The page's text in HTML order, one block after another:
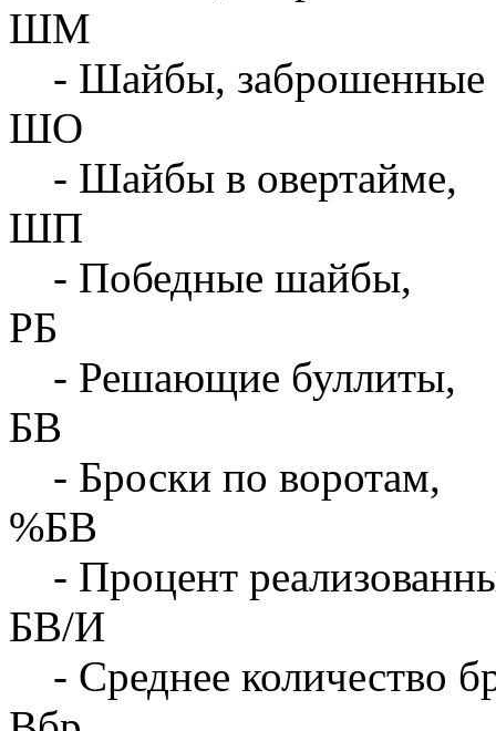
ШМ
- Шайбы, заброшенные
ШО
- Шайбы в овертайме,
ШП
- Победные шайбы,
РБ
- Решающие буллиты,
БВ
- Броски по воротам,
%БВ
- Процент
БВ/И
- Среднее количество